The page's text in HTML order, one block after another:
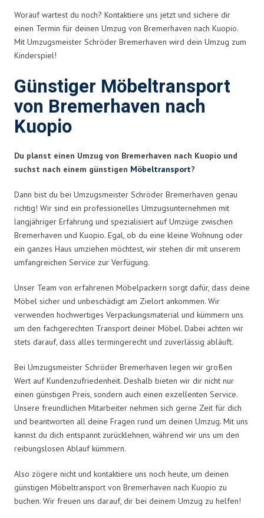
Worauf wartest du noch? Kontaktiere uns jetzt und sichere dir
einen Termin für deinen Umzug von Bremerhaven nach Kuopio.
Mit Umzugsmeister Schröder Bremerhaven wird dein Umzug zum
Kinderspiel!
Günstiger Möbeltransport
von Bremerhaven nach
Kuopio
Du planst einen Umzug von Bremerhaven nach Kuopio und
suchst nach einem günstigen Möbeltransport?
Dann bist du bei Umzugsmeister Schröder Bremerhaven genau
richtig! Wir sind ein professionelles Umzugsunternehmen mit
langjähriger Erfahrung und spezialisiert auf Umzüge zwischen
Bremerhaven und Kuopio. Egal, ob du eine kleine Wohnung oder
ein ganzes Haus umziehen möchtest, wir stehen dir mit unserem
umfangreichen Service zur Verfügung.
Unser Team von erfahrenen Möbelpackern sorgt dafür, dass deine
Möbel sicher und unbeschädigt am Zielort ankommen. Wir
verwenden hochwertiges Verpackungsmaterial und kümmern uns
um den fachgerechten Transport deiner Möbel. Dabei achten wir
stets darauf, dass alles termingerecht und zuverlässig abläuft.
Bei Umzugsmeister Schröder Bremerhaven legen wir großen
Wert auf Kundenzufriedenheit. Deshalb bieten wir dir nicht nur
einen günstigen Preis, sondern auch einen exzellenten Service.
Unsere freundlichen Mitarbeiter nehmen sich gerne Zeit für dich
und beantworten all deine Fragen rund um deinen Umzug. Mit uns
kannst du dich entspannt zurücklehnen, während wir uns um den
reibungslosen Ablauf kümmern.
Also zögere nicht und kontaktiere uns noch heute, um deinen
günstigen Möbeltransport von Bremerhaven nach Kuopio zu
buchen. Wir freuen uns darauf, dir bei deinem Umzug zu helfen!